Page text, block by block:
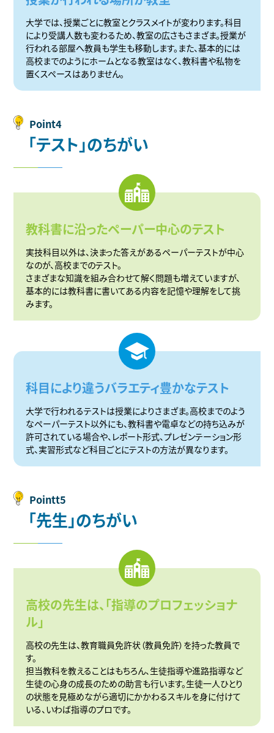
大学では、授業ごとに教室とクラスメイトが変わります。科目
により受講人数も変わるため、教室の広さもさまざま。授業が
行われる部屋へ教員も学生も移動します。また、基本的には
高校までのようにホームとなる教室はなく、教科書や私物を
置くスペースはありません。
Point4
「テスト 」のちがい
教科書に沿ったペーパー中心のテスト
実技科目以外は、決まった答えがあるペーパーテストが中心
なのが、高校までのテスト。
さまざまな知識を組み合わせて解く問題も増えていますが、
基本的には教科書に書いてある内容を記憶や理解をして挑
みます。
科目により違うバラエティ豊かなテスト
大学で行われるテストは授業によりさまざま。高校までのよう
なペーパーテスト以外にも、教科書や電卓などの持ち込みが
許可されている場合や、レポート形式、プレゼンテーション形
式、実習形式など科目ごとにテストの方法が異なります。
Pointt5
「先生 」のちがい
高校の先生は、「指導のプロフェッショナ
ル」
高校の先生は、教育職員免許状（教員免許）を持った教員で
す。
担当教科を教えることはもちろん、生徒指導や進路指導など
生徒の心身の成長のための助言も行います。生徒一人ひとり
の状態を見極めながら適切にかかわるスキルを身に付けて
いる、いわば指導のプロです。